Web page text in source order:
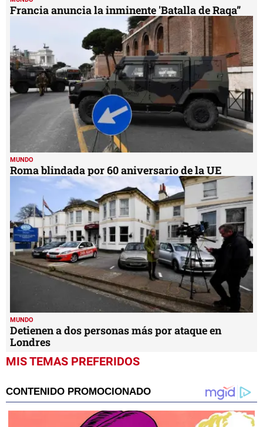
Francia anuncia la inminente 'Batalla de Raqa”
MUNDO
Roma blindada por 60 aniversario de la UE
MUNDO
Detienen a dos personas más por ataque en
Londres
MIS TEMAS PREFERIDOS